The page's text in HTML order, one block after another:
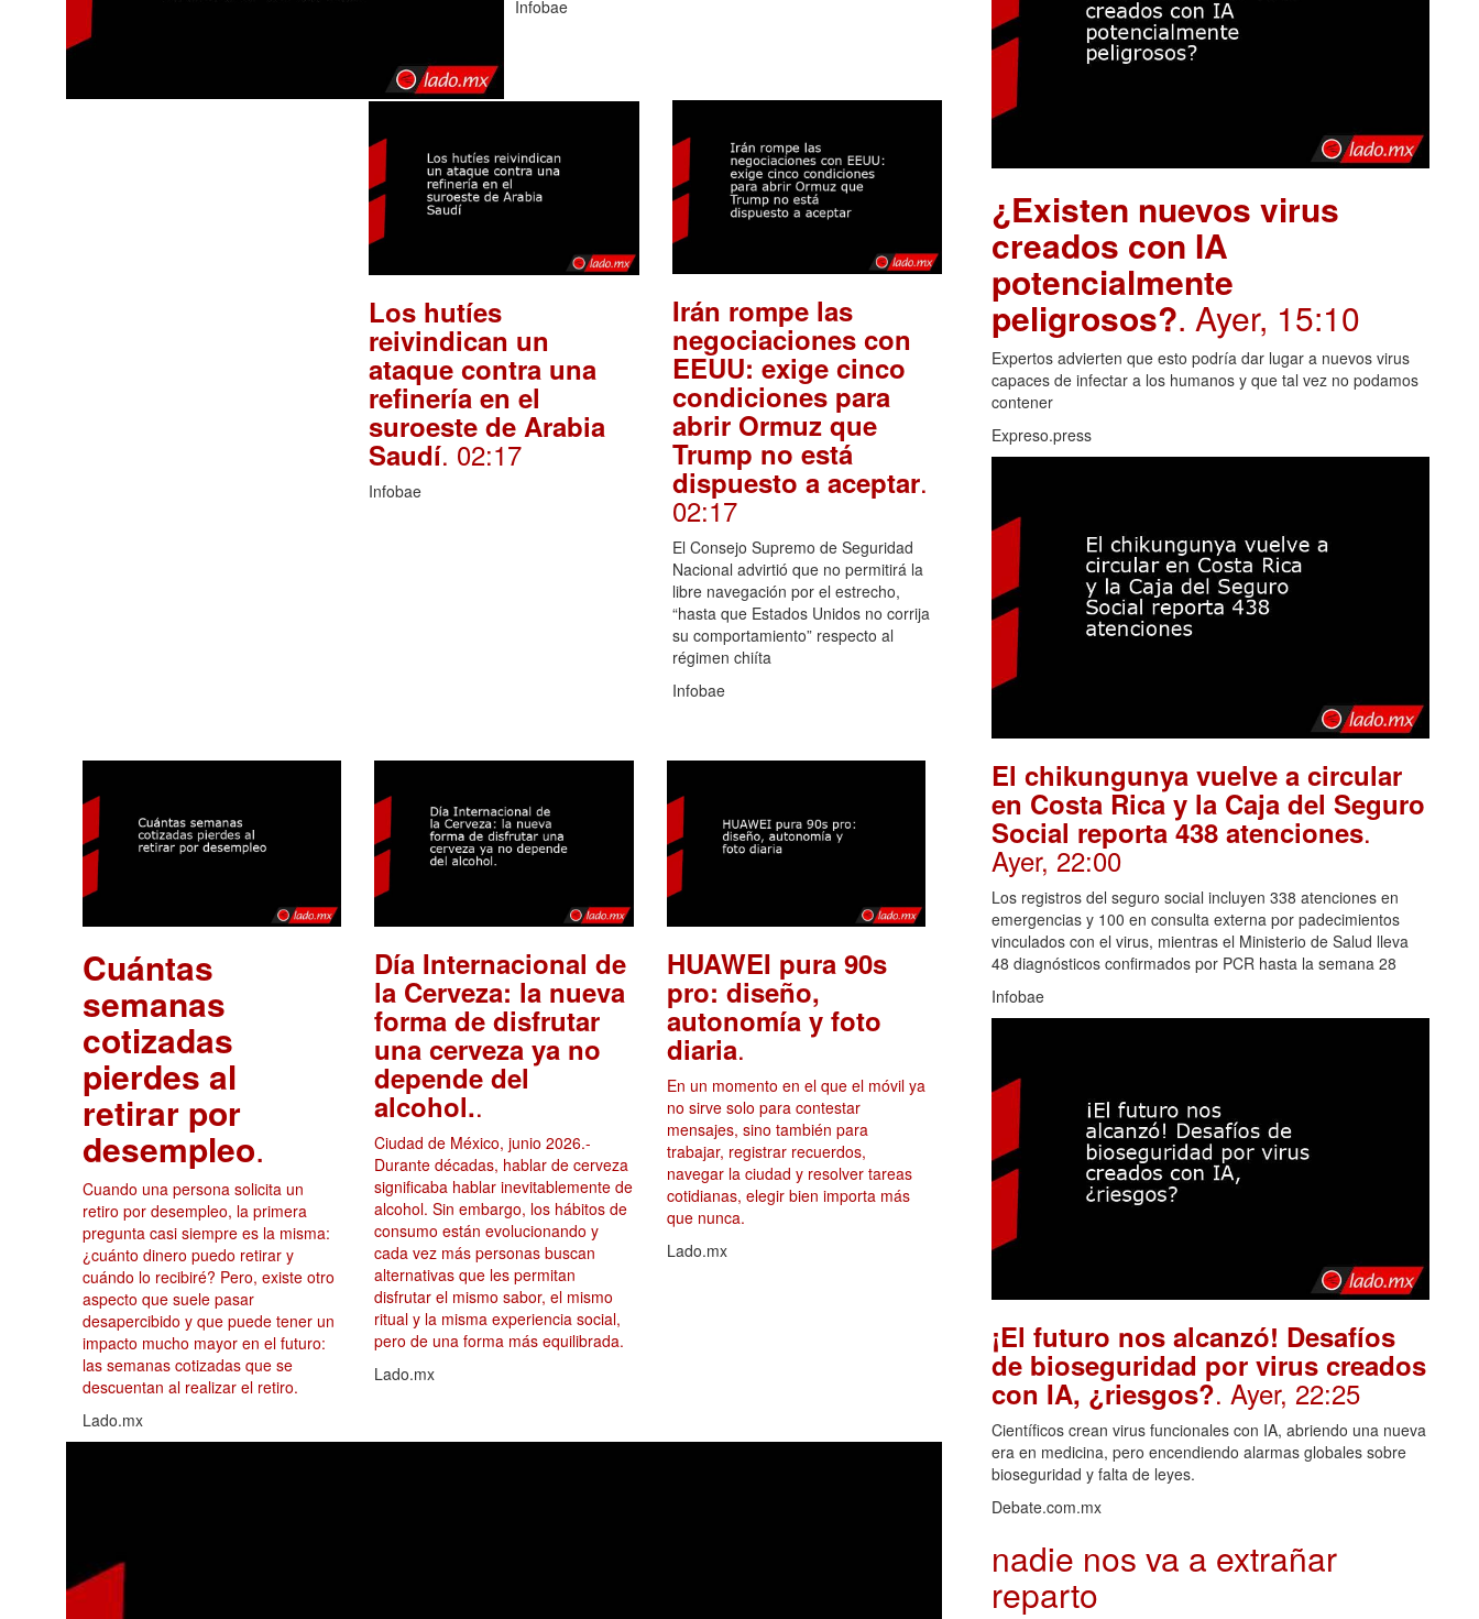
Infobae
Los hutíes
reivindican un
ataque contra una
refinería en el
suroeste de Arabia
Saudí. 02:17
Infobae
Irán rompe las
negociaciones con
EEUU: exige cinco
condiciones para
abrir Ormuz que
Trump no está
dispuesto a aceptar.
02:17
El Consejo Supremo de Seguridad
Nacional advirtió que no permitirá la
libre navegación por el estrecho,
“hasta que Estados Unidos no corrija
su comportamiento” respecto al
régimen chiíta
Infobae
Cuántas
semanas
cotizadas
pierdes al
retirar por
desempleo.
Cuando una persona solicita un
retiro por desempleo, la primera
pregunta casi siempre es la misma:
¿cuánto dinero puedo retirar y
cuándo lo recibiré? Pero, existe otro
aspecto que suele pasar
desapercibido y que puede tener un
impacto mucho mayor en el futuro:
las semanas cotizadas que se
descuentan al realizar el retiro.
Lado.mx
Día Internacional de
la Cerveza: la nueva
forma de disfrutar
una cerveza ya no
depende del
alcohol..
Ciudad de México, junio 2026.-
Durante décadas, hablar de cerveza
significaba hablar inevitablemente de
alcohol. Sin embargo, los hábitos de
consumo están evolucionando y
cada vez más personas buscan
alternativas que les permitan
disfrutar el mismo sabor, el mismo
ritual y la misma experiencia social,
pero de una forma más equilibrada.
Lado.mx
HUAWEI pura 90s
pro: diseño,
autonomía y foto
diaria.
En un momento en el que el móvil ya
no sirve solo para contestar
mensajes, sino también para
trabajar, registrar recuerdos,
navegar la ciudad y resolver tareas
cotidianas, elegir bien importa más
que nunca.
Lado.mx
¿Existen nuevos virus
creados con IA
potencialmente
peligrosos?. Ayer, 15:10
Expertos advierten que esto podría dar lugar a nuevos virus
capaces de infectar a los humanos y que tal vez no podamos
contener
Expreso.press
El chikungunya vuelve a circular
en Costa Rica y la Caja del Seguro
Social reporta 438 atenciones.
Ayer, 22:00
Los registros del seguro social incluyen 338 atenciones en
emergencias y 100 en consulta externa por padecimientos
vinculados con el virus, mientras el Ministerio de Salud lleva
48 diagnósticos confirmados por PCR hasta la semana 28
Infobae
¡El futuro nos alcanzó! Desafíos
de bioseguridad por virus creados
con IA, ¿riesgos?. Ayer, 22:25
Científicos crean virus funcionales con IA, abriendo una nueva
era en medicina, pero encendiendo alarmas globales sobre
bioseguridad y falta de leyes.
Debate.com.mx
nadie nos va a extrañar
reparto